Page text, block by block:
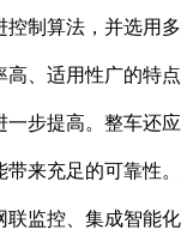
控制算法，并选用
高、适用性广的特
一步提高。整车还
来充足的可靠性
联监控、集成智能